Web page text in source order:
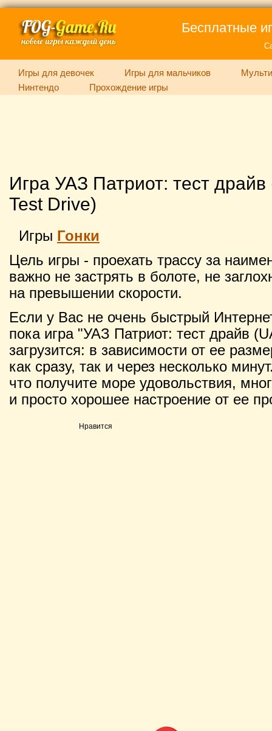
Бесплатные
Игры для девочек Игры для мальчиков
Нинтендо
Прохождение игры
Игра УАЗ Патриот: тест
Test Drive)
Игры Гонки
Цель игры - проехать трассу за
важно не застрять в болоте, не
на превышении скорости.
Если у Вас не очень быстрый
пока игра "УАЗ Патриот: тест драйв
загрузится: в зависимости от ее
как сразу, так и через несколько
что получите море удовольствия,
и просто хорошее настроение от ее
Нравится